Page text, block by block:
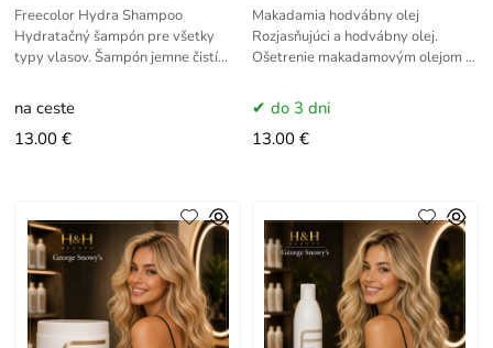
Freecolor Hydra Shampoo
Hydratačný šampón pre všetky
typy vlasov. Šampón jemne čistí
hydratáciu v rovnováhe. Jeho
zloženie
na ceste
13.00 €
Makadamia hodvábny olej
Rozjasňujúci a hodvábny olej.
Ošetrenie makadamovým olejom s
účinkom, ideálne pre všetky typy
vlasov.
do 3 dni
13.00 €